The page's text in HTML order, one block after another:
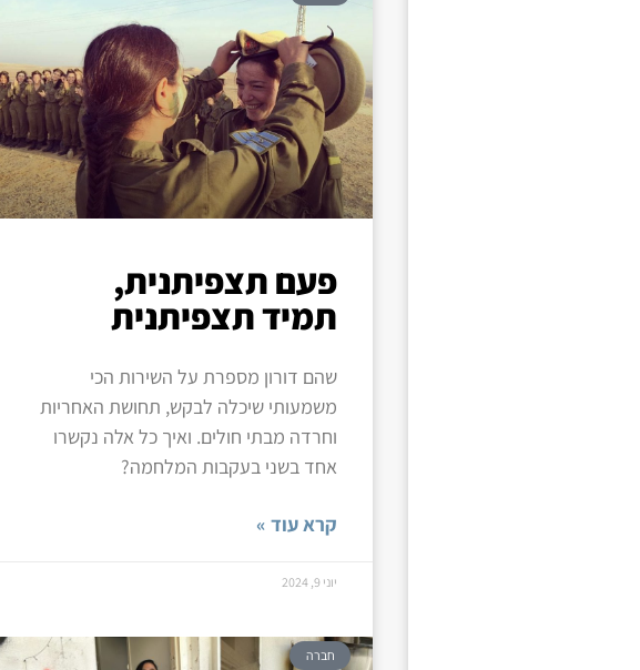
פעם תצפיתנית,
תמיד תצפיתנית
שהם דורון מספרת על השירות הכי
משמעותי שיכלה לבקש, תחושת האחריות
וחרדה מבתי חולים. ואיך כל אלה נקשרו
אחד בשני בעקבות המלחמה?
קרא עוד »
יוני 9, 2024
חברה